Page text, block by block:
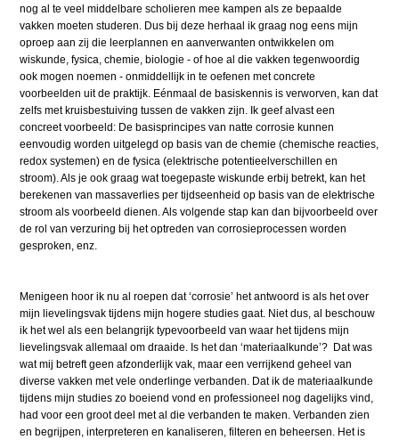
nog al te veel middelbare scholieren mee kampen als ze bepaalde
vakken moeten studeren. Dus bij deze herhaal ik graag nog eens mijn
oproep aan zij die leerplannen en aanverwanten ontwikkelen om
wiskunde, fysica, chemie, biologie - of hoe al die vakken tegenwoordig
ook mogen noemen - onmiddellijk in te oefenen met concrete
voorbeelden uit de praktijk. Eénmaal de basiskennis is verworven, kan dat
zelfs met kruisbestuiving tussen de vakken zijn. Ik geef alvast een
concreet voorbeeld: De basisprincipes van natte corrosie kunnen
eenvoudig worden uitgelegd op basis van de chemie (chemische reacties,
redox systemen) en de fysica (elektrische potentieelverschillen en
stroom). Als je ook graag wat toegepaste wiskunde erbij betrekt, kan het
berekenen van massaverlies per tijdseenheid op basis van de elektrische
stroom als voorbeeld dienen. Als volgende stap kan dan bijvoorbeeld over
de rol van verzuring bij het optreden van corrosieprocessen worden
gesproken, enz.
Menigeen hoor ik nu al roepen dat ‘corrosie’ het antwoord is als het over
mijn lievelingsvak tijdens mijn hogere studies gaat. Niet dus, al beschouw
ik het wel als een belangrijk typevoorbeeld van waar het tijdens mijn
lievelingsvak allemaal om draaide. Is het dan ‘materiaalkunde’? Dat was
wat mij betreft geen afzonderlijk vak, maar een verrijkend geheel van
diverse vakken met vele onderlinge verbanden. Dat ik de materiaalkunde
tijdens mijn studies zo boeiend vond en professioneel nog dagelijks vind,
had voor een groot deel met al die verbanden te maken. Verbanden zien
en begrijpen, interpreteren en kanaliseren, filteren en beheersen. Het is